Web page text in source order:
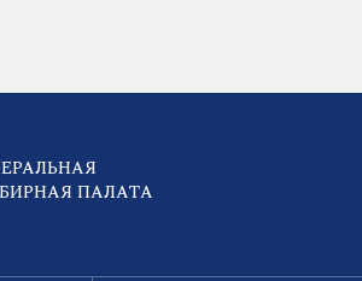
ПАЛАТА